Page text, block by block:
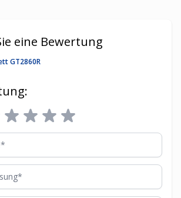
eine Bewertung
GT2860R